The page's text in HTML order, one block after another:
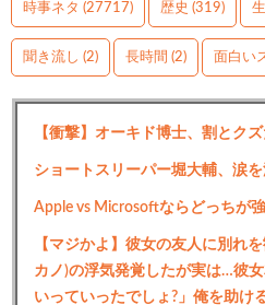
時事ネタ (27717) 歴史 (319)
聞き流し (2) 長時間 (2) 面白い
【衝撃】オーキド博士、割とク
ショートスリーパー堀大輔、涙
Apple vs Microsoftならどっちが
【マジかよ】彼女の友人に別れ
カノ)の浮気発覚したが実は…彼
いっていったでしょ?」俺を助け